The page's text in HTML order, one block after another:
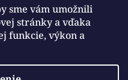
sme vám umožnili
stránky a vďaka
funkcie, výkon a